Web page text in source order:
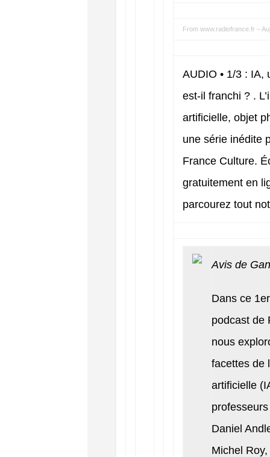
From www.radiofrance.fr –
AUDIO • 1/3 : IA,
est-il franchi ? .
artificielle, objet
une série inédite
France Culture.
gratuitement en
parcourez tout
Avis de
Dans ce
podcast de
nous
facettes de
artificielle
Daniel
Michel